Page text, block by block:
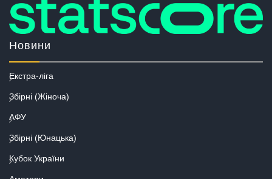
Новини
Екстра-ліга
Збірні (Жіноча)
АФУ
Збірні (Юнацька)
Кубок України